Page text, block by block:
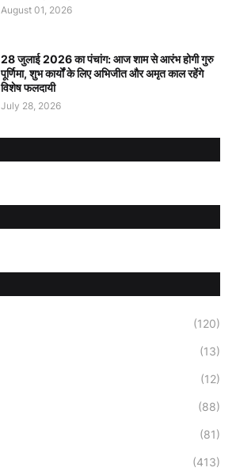
August 01, 2026
28 जुलाई 2026 का पंचांग: आज शाम से आरंभ होगी गुरु
पूर्णिमा, शुभ कार्यों के लिए अभिजीत और अमृत काल रहेंगे
विशेष फलदायी
July 28, 2026
(120)
(13)
(12)
(88)
(81)
(413)